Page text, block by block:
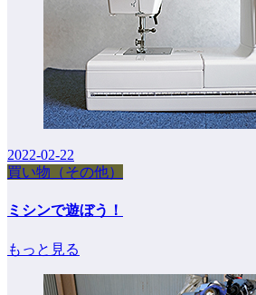
2022-02-22
買い物（その他）
ミシンで遊ぼう！
もっと見る